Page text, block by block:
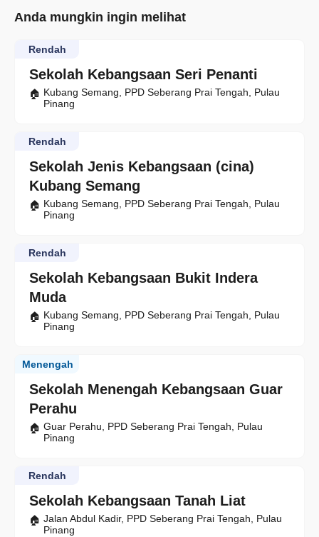
Anda mungkin ingin melihat
Sekolah Kebangsaan Seri Penanti
Rendah
Kubang Semang, PPD Seberang Prai Tengah, Pulau
Pinang
Sekolah Jenis Kebangsaan (cina)
Kubang Semang
Rendah
Kubang Semang, PPD Seberang Prai Tengah, Pulau
Pinang
Sekolah Kebangsaan Bukit Indera
Muda
Rendah
Kubang Semang, PPD Seberang Prai Tengah, Pulau
Pinang
Sekolah Menengah Kebangsaan Guar
Perahu
Menengah
Guar Perahu, PPD Seberang Prai Tengah, Pulau
Pinang
Sekolah Kebangsaan Tanah Liat
Rendah
Jalan Abdul Kadir, PPD Seberang Prai Tengah, Pulau
Pinang